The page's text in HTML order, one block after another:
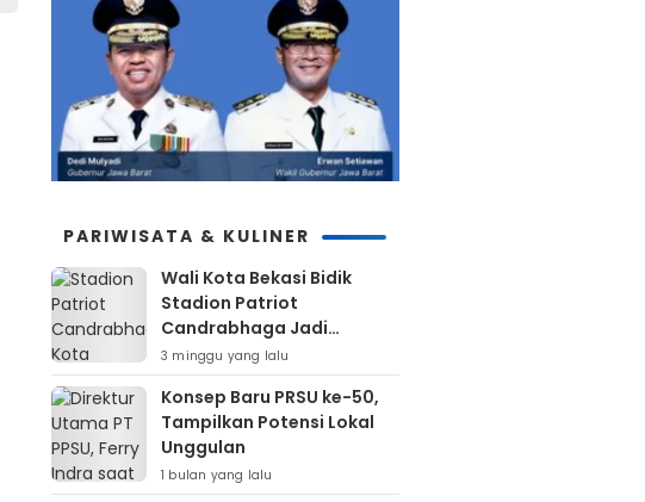
PARIWISATA & KULINER
Wali Kota Bekasi Bidik
Stadion Patriot
Candrabhaga Jadi
Kawasan Sport City Dan
Sport Tourism
3 minggu yang lalu
Konsep Baru PRSU ke-50,
Tampilkan Potensi Lokal
Unggulan
1 bulan yang lalu